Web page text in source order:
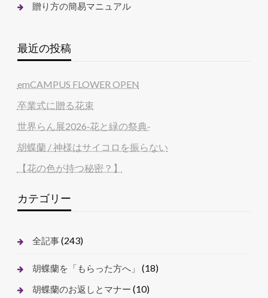
贈り方の簡易マニュアル
最近の投稿
emCAMPUS FLOWER OPEN
卒業式に贈る花束
世界らん展2026‐花と緑の祭典‐
胡蝶蘭 / 神様はサイコロを振らない
【花の色が持つ秘密？】
カテゴリー
全記事(243)
胡蝶蘭を「もらった方へ」 (18)
胡蝶蘭のお返しとマナー (10)